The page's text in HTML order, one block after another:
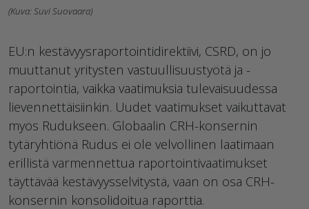
(Kuva: Suvi Suovaara)
EU:n kestävyysraportointidirektiivi, CSRD, on jo
muuttanut yritysten vastuullisuustyötä ja -
raportointia, vaikka vaatimuksia tulevaisuudessa
lievennettäisiinkin. Uudet vaatimukset vaikuttavat
myös Rudukseen. Globaalin CRH-konsernin
tytäryhtiönä Rudus ei ole velvollinen laatimaan
erillistä varmennettua raportointivaatimukset
täyttävää kestävyysselvitystä, vaan on osa CRH-
konsernin konsolidoitua raporttia.